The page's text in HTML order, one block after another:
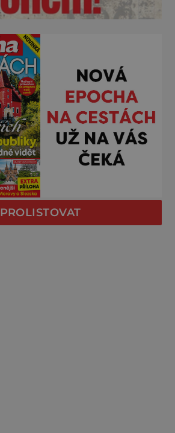
PROLISTOVAT